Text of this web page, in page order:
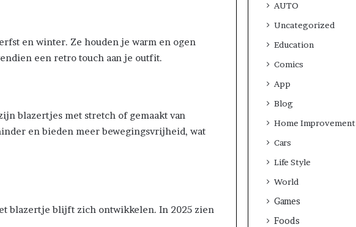
en winter. Ze houden je warm en ogen
een retro touch aan je outfit.
blazertjes met stretch of gemaakt van
en bieden meer bewegingsvrijheid, wat
blazertje blijft zich ontwikkelen. In 2025 zien
AUTO
Uncategorized
Education
Comics
App
Blog
Home Improvement
Cars
Life Style
World
Games
Foods